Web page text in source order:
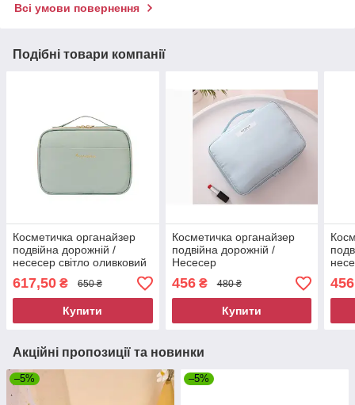
Всі умови повернення
Подібні товари компанії
Косметичка органайзер
подвійна дорожній /
несесер світло оливковий
на золотистій блискавці
8631
617,50 ₴ 650 ₴
Купити
Косметичка органайзер
подвійна дорожній /
Несесер
водонепроникний
Блакитна 13011 к г
456₴ 480 ₴
Купити
456
Акційні пропозиції та новинки
–5% –5%